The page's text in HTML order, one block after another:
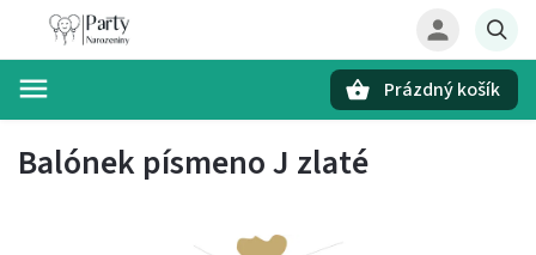
Prázdný košík
Balónek písmeno J zlaté